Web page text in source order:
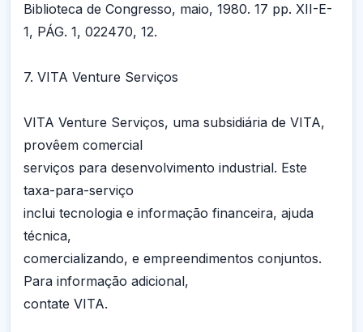
Biblioteca de Congresso, maio, 1980. 17 pp. XII-E-
1, PÁG. 1, 022470, 12.
7. VITA Venture Serviços
VITA Venture Serviços, uma subsidiária de VITA,
provêem comercial
serviços para desenvolvimento industrial. Este
taxa-para-serviço
inclui tecnologia e informação financeira, ajuda
técnica,
comercializando, e empreendimentos conjuntos.
Para informação adicional,
contate VITA.